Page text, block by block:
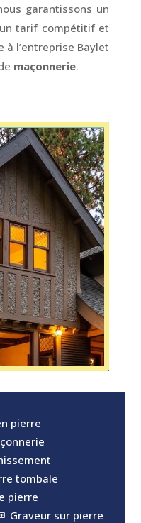
garantissons un
tarif compétitif et
à l’entreprise Baylet
maçonnerie.
pierre
tombale
pierre
Graveur sur pierre